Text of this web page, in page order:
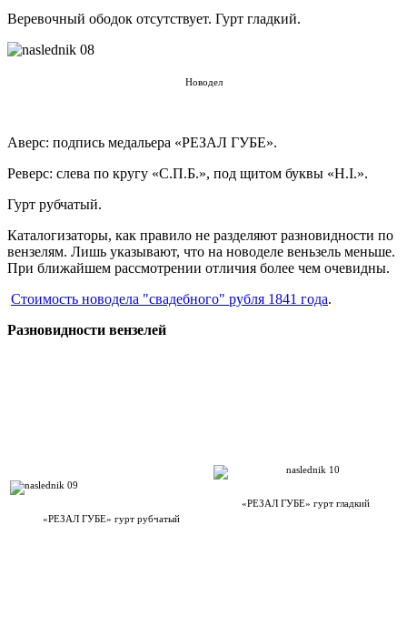
Веревочный ободок отсутствует. Гурт гладкий.
Новодел
Аверс: подпись медальера «РЕЗАЛ ГУБЕ».
Реверс: слева по кругу «С.П.Б.», под щитом буквы «Н.I.».
Гурт рубчатый.
Каталогизаторы, как правило не разделяют разновидности по
вензелям. Лишь указывают, что на новоделе веньзель меньше.
При ближайшем рассмотрении отличия более чем очевидны.
Стоимость новодела "свадебного" рубля 1841 года.
Разновидности вензелей
«РЕЗАЛ ГУБЕ» гурт рубчатый
«РЕЗАЛ ГУБЕ» гурт гладкий